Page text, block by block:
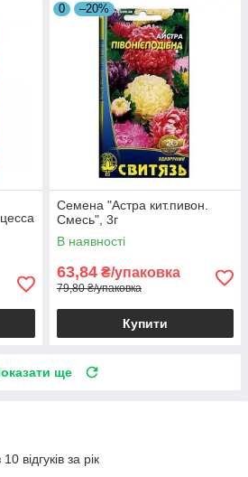
0 –20%
Семена "Астра кит.пивон.
Смесь", 3г
В наявності
63,84 ₴/упаковка
79,80 ₴/упаковка
Купити
ще
відгуків за рік